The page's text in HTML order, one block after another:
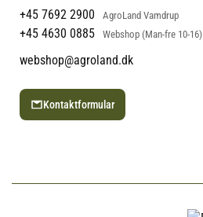
+45 7692 2900
AgroLand Vamdrup
+45 4630 0885 Webshop (Man-fre 10-16)
webshop@agroland.dk
Kontaktformular